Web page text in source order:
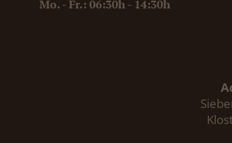
Mo. - Fr.: 06:30h - 14:30h